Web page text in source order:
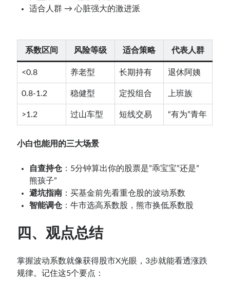
适合人群 → 心脏强大的激进派
系数区间 风险等级 适合策略 代表人群
<0.8 养老型 长期持有 退休阿姨
0.8-1.2 稳健型 定投组合 上班族
>1.2 过山车型 短线交易 “有为”青年
小白也能用的三大场景
自查持仓 ：5分钟算出你的股票是”乖宝宝”还是”
熊孩子”
避坑指南 ：买基金前先看重仓股的波动系数
智能调仓 ：牛市选高系数股，熊市换低系数股
四、观点总结
掌握波动系数就像获得股市X光眼，3步就能看透涨跌
规律。记住这5个要点：